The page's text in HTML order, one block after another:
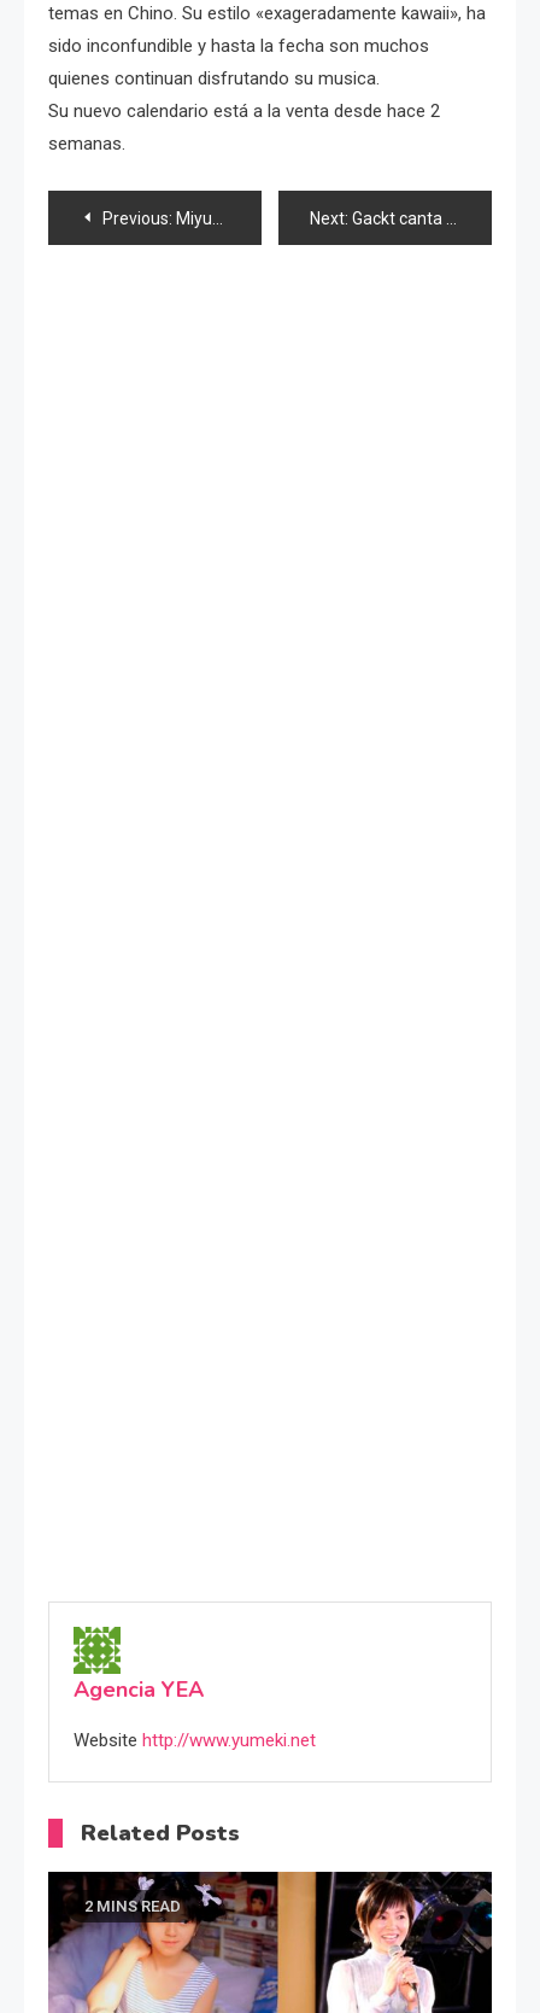
temas en Chino. Su estilo «exageradamente kawaii», ha
sido inconfundible y hasta la fecha son muchos
quienes continuan disfrutando su musica.
Su nuevo calendario está a la venta desde hace 2
semanas.
Navegación
Previous: Miyuki Kawanaka… la mujer más «funny» Next: Gackt canta a sus «mechas»
Agencia YEA
Website http://www.yumeki.net
Related Posts
2 MINS READ